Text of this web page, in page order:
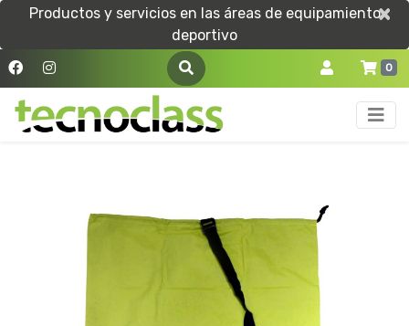
Productos y servicios en las áreas de equipamiento
deportivo
×
×
0